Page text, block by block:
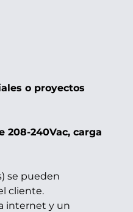
o proyectos
208-240Vac, carga
se pueden
cliente.
internet y un